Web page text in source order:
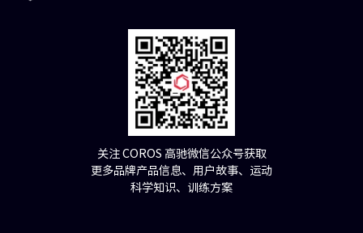
关注 COROS 高驰微信公众号获取
更多品牌产品信息、用户故事、运动
科学知识、训练方案